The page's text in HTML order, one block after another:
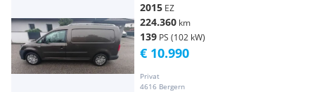
2015 EZ
224.360 km
139 PS (102 kW)
Privat
4616 Bergern
€ 10.990